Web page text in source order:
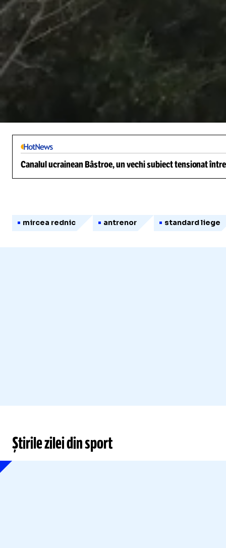
Canalul ucrainean Bâstroe, un vechi subiect tensionat
mircea rednic antrenor standard liege
Știrile zilei din sport